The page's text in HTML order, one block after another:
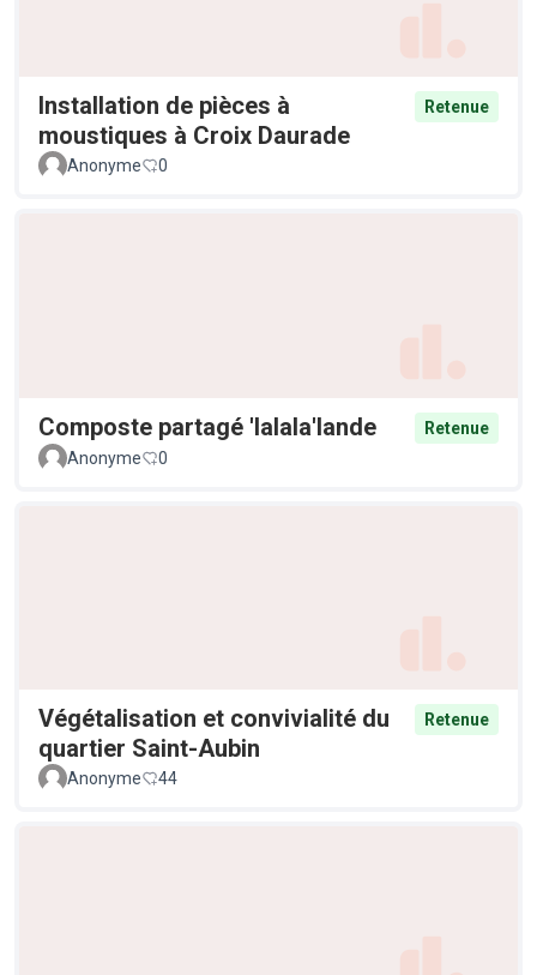
Installation de pièces à
moustiques à Croix Daurade
Retenue
Anonyme 0
Composte partagé 'lalala'lande
Retenue
Anonyme
0
Végétalisation et convivialité du
quartier Saint-Aubin
Retenue
Anonyme 44